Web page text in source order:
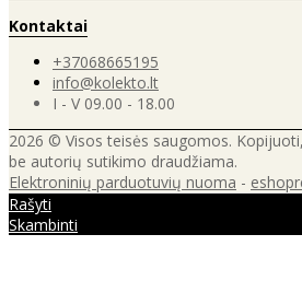
Kontaktai
+37068665195
info@kolekto.lt
I - V 09.00 - 18.00
2026 © Visos teisės saugomos.
be autorių sutikimo draudžiama.
Elektroninių parduotuvių nuoma -
Rašyti
Skambinti